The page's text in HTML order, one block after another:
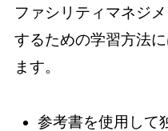
ファシリティマネジ
するための学習方法
ます。
参考書を使用して